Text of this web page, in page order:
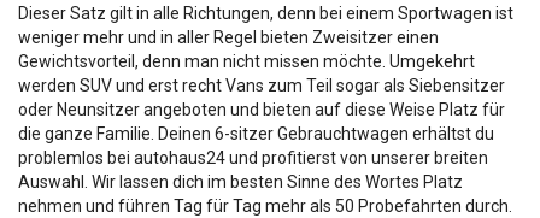
Dieser Satz gilt in alle Richtungen, denn bei einem Sportwagen ist
weniger mehr und in aller Regel bieten Zweisitzer einen
Gewichtsvorteil, denn man nicht missen möchte. Umgekehrt
werden SUV und erst recht Vans zum Teil sogar als Siebensitzer
oder Neunsitzer angeboten und bieten auf diese Weise Platz für
die ganze Familie. Deinen 6-sitzer Gebrauchtwagen erhältst du
problemlos bei autohaus24 und profitierst von unserer breiten
Auswahl. Wir lassen dich im besten Sinne des Wortes Platz
nehmen und führen Tag für Tag mehr als 50 Probefahrten durch.